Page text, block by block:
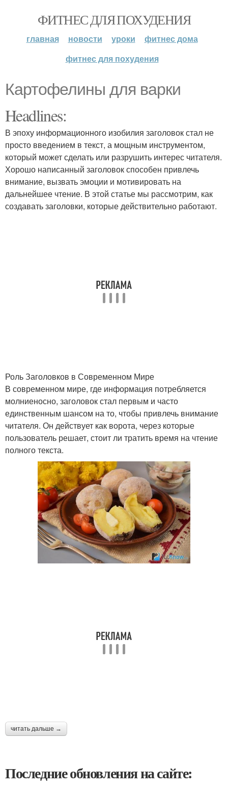
ФИТНЕС ДЛЯ ПОХУДЕНИЯ
главная новости уроки
фитнес дома
фитнес для похудения
Картофелины для варки
Headlines:
В эпоху информационного изобилия заголовок стал не
просто введением в текст, а мощным инструментом,
который может сделать или разрушить интерес читателя.
Хорошо написанный заголовок способен привлечь
внимание, вызвать эмоции и мотивировать на
дальнейшее чтение. В этой статье мы рассмотрим, как
создавать заголовки, которые действительно работают.
Роль Заголовков в Современном Мире
В современном мире, где информация потребляется
молниеносно, заголовок стал первым и часто
единственным шансом на то, чтобы привлечь внимание
читателя. Он действует как ворота, через которые
пользователь решает, стоит ли тратить время на чтение
полного текста.
читать дальше →
Последние обновления на сайте: